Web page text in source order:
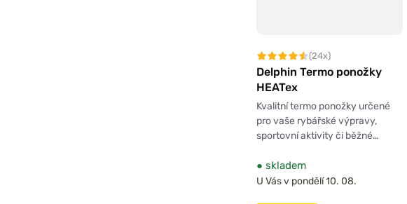
(24x)
Delphin Termo ponožky
HEATex
Kvalitní termo ponožky určené
pro vaše rybářské výpravy,
sportovní aktivity či běžné…
● skladem
U Vás v pondělí 10. 08.